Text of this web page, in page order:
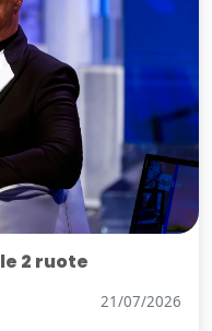
2 ruote
21/07/2026